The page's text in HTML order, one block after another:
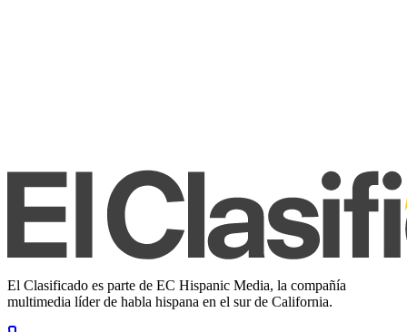
El Clasificado es parte de EC Hispanic Media, la compañía
multimedia líder de habla hispana en el sur de California.